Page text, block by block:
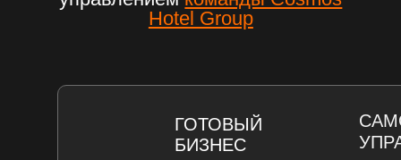
ГОТОВЫЙ
БИЗНЕС
АНАЛИТИКУ РЫНКА